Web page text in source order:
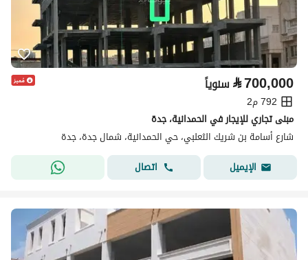
⃁700,000 سنوياً
792 م2
مبنى تجاري للإيجار في الحمدانية، جدة
شارع أسامة بن شريك الثعلبي، حي الحمدانية، شمال جدة، جدة
الإيميل
اتصال